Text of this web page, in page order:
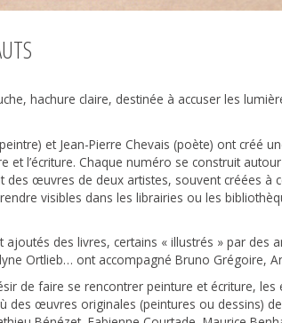
hachure claire, destinée à accuser les
et Jean-Pierre Chevais (poète) ont créé
et l’écriture. Chaque numéro se construit
des œuvres de deux artistes, souvent créées à
visibles dans les librairies ou les
ajoutés des livres, certains « illustrés » par
Ortlieb… ont accompagné Bruno Grégoire,
de faire se rencontrer peinture et écriture,
des œuvres originales (peintures ou dessins)